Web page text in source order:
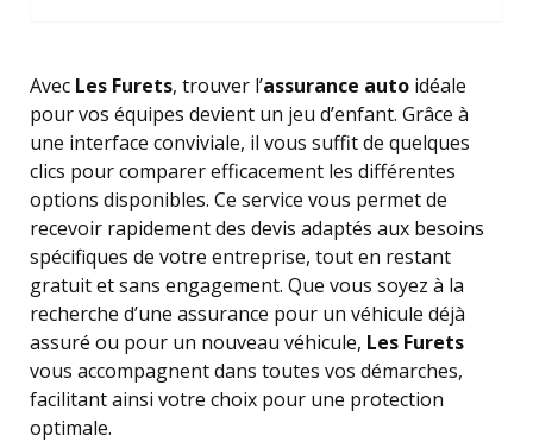
Avec Les Furets, trouver l’assurance auto idéale
pour vos équipes devient un jeu d’enfant. Grâce à
une interface conviviale, il vous suffit de quelques
clics pour comparer efficacement les différentes
options disponibles. Ce service vous permet de
recevoir rapidement des devis adaptés aux besoins
spécifiques de votre entreprise, tout en restant
gratuit et sans engagement. Que vous soyez à la
recherche d’une assurance pour un véhicule déjà
assuré ou pour un nouveau véhicule, Les Furets
vous accompagnent dans toutes vos démarches,
facilitant ainsi votre choix pour une protection
optimale.